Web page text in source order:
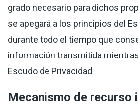
grado necesario para dichos
se apegará a los principios del
durante todo el tiempo que
información transmitida
Escudo de Privacidad
Mecanismo de recurso